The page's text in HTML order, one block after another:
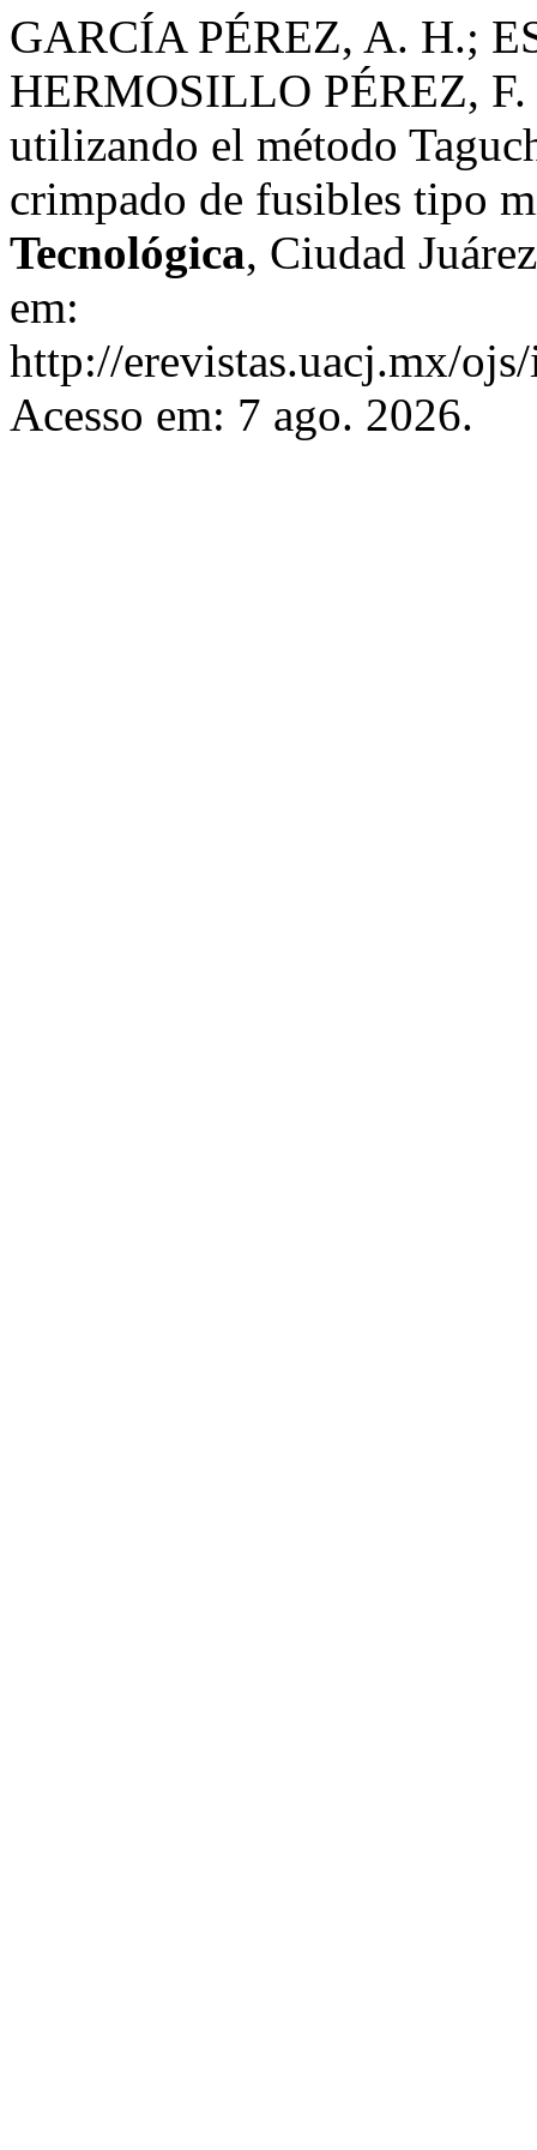
GARCÍA PÉREZ, A. H.;
HERMOSILLO PÉREZ, F.
utilizando el método
crimpado de fusibles tipo
Tecnológica, Ciudad
em:
http://erevistas.uacj.mx/
Acesso em: 7 ago. 2026.